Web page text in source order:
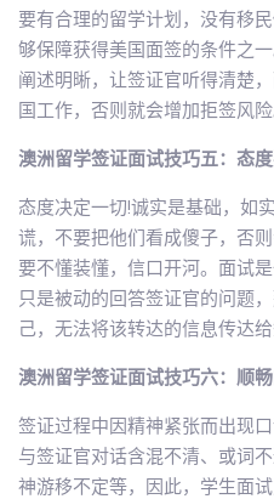
要有合理的留学计划，没有移
够保障获得美国面签的条件之
阐述明晰，让签证官听得清楚
国工作，否则就会增加拒签风险
澳洲留学签证面试技巧五：态
态度决定一切!诚实是基础，如
谎，不要把他们看成傻子，否
要不懂装懂，信口开河。面试
只是被动的回答签证官的问题
己，无法将该转达的信息传达给
澳洲留学签证面试技巧六：顺
签证过程中因精神紧张而出现
与签证官对话含混不清、或词
神游移不定等，因此，学生面